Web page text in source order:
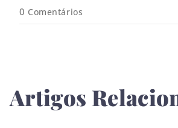
0 Comentários
Artigos